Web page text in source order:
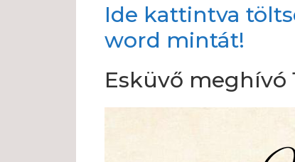
Ide kattintva
word mintát!
Esküvő meghívó